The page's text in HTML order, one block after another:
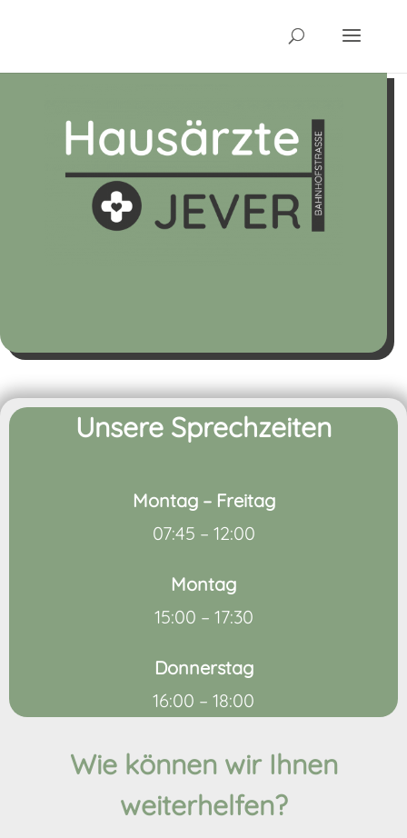
Unsere Sprechzeiten
Montag – Freitag
07:45 – 12:00
Montag
15:00 – 17:30
Donnerstag
16:00 – 18:00
Wie können wir Ihnen
weiterhelfen?